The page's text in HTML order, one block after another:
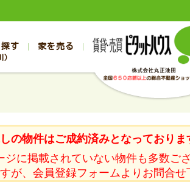
売買
帯広の新築一戸建て
帯広の中古一戸建て
帯広の土地
帯広の中古マンション
帯広の1000万～
帯広の2000万～
帯広の3000万～
帯広の4000万以上
す
）
売買
旭川の新築一戸建て
旭川の中古一戸建て
旭川の土地
旭川の中古マンション
旭川の1000万～
旭川の2000万～
旭川の3000万～
旭川の4000万以上
家を売る
スタッフブログ
売却のお問合せ
の物件はご成約済みとなっておりま
ジに掲載されていない物件も多数ござ
が、会員登録フォームよりお問合せ